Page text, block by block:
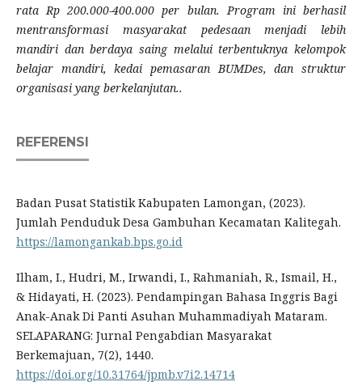
rata Rp 200.000-400.000 per bulan. Program ini berhasil
mentransformasi masyarakat pedesaan menjadi lebih
mandiri dan berdaya saing melalui terbentuknya kelompok
belajar mandiri, kedai pemasaran BUMDes, dan struktur
organisasi yang berkelanjutan..
REFERENSI
Badan Pusat Statistik Kabupaten Lamongan, (2023).
Jumlah Penduduk Desa Gambuhan Kecamatan Kalitegah.
https://lamongankab.bps.go.id
Ilham, I., Hudri, M., Irwandi, I., Rahmaniah, R., Ismail, H.,
& Hidayati, H. (2023). Pendampingan Bahasa Inggris Bagi
Anak-Anak Di Panti Asuhan Muhammadiyah Mataram.
SELAPARANG: Jurnal Pengabdian Masyarakat
Berkemajuan, 7(2), 1440.
https://doi.org/10.31764/jpmb.v7i2.14714